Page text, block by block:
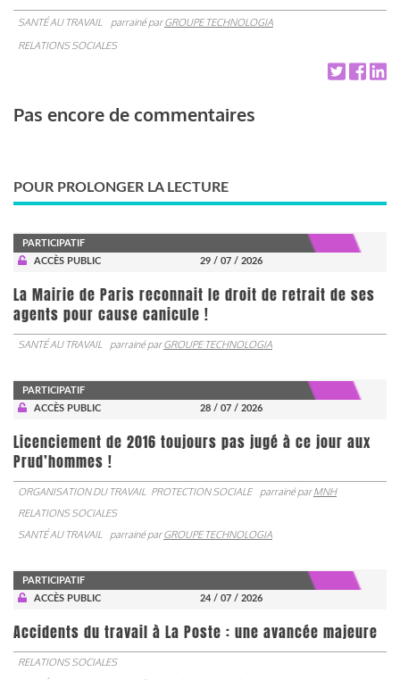
SANTÉ AU TRAVAIL parrainé parGROUPE TECHNOLOGIA
RELATIONS SOCIALES
Pas encore de commentaires
POUR PROLONGER LA LECTURE
PARTICIPATIF
ACCÈS PUBLIC
29 / 07 / 2026
La Mairie de Paris reconnait le droit de retrait de ses
agents pour cause canicule !
SANTÉ AU TRAVAIL parrainé parGROUPE TECHNOLOGIA
PARTICIPATIF
ACCÈS PUBLIC
28 / 07 / 2026
Licenciement de 2016 toujours pas jugé à ce jour aux
Prud’hommes !
ORGANISATION DU TRAVAIL PROTECTION SOCIALE parrainé parMNH
RELATIONS SOCIALES
SANTÉ AU TRAVAIL
parrainé parGROUPE TECHNOLOGIA
PARTICIPATIF
ACCÈS PUBLIC
24 / 07 / 2026
Accidents du travail à La Poste : une avancée majeure
RELATIONS SOCIALES